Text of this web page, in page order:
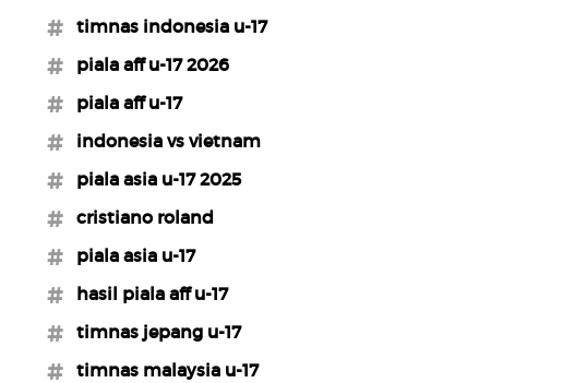
#timnas indonesia u-17
#piala aff u-17 2026
#piala aff u-17
#indonesia vs vietnam
#piala asia u-17 2025
#cristiano roland
#piala asia u-17
#hasil piala aff u-17
#timnas jepang u-17
#timnas malaysia u-17